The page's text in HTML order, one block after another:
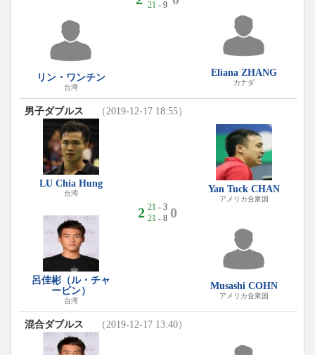
リン・ワンチン
台湾
21 - 9
Eliana ZHANG
カナダ
男子ダブルス （2019-12-17 18:55）
LU Chia Hung
台湾
呂佳彬（ル・チャ
ービン）
台湾
2 21 - 3
21 - 8 0
Yan Tuck CHAN
アメリカ合衆国
Musashi COHN
アメリカ合衆国
混合ダブルス （2019-12-17 13:40）